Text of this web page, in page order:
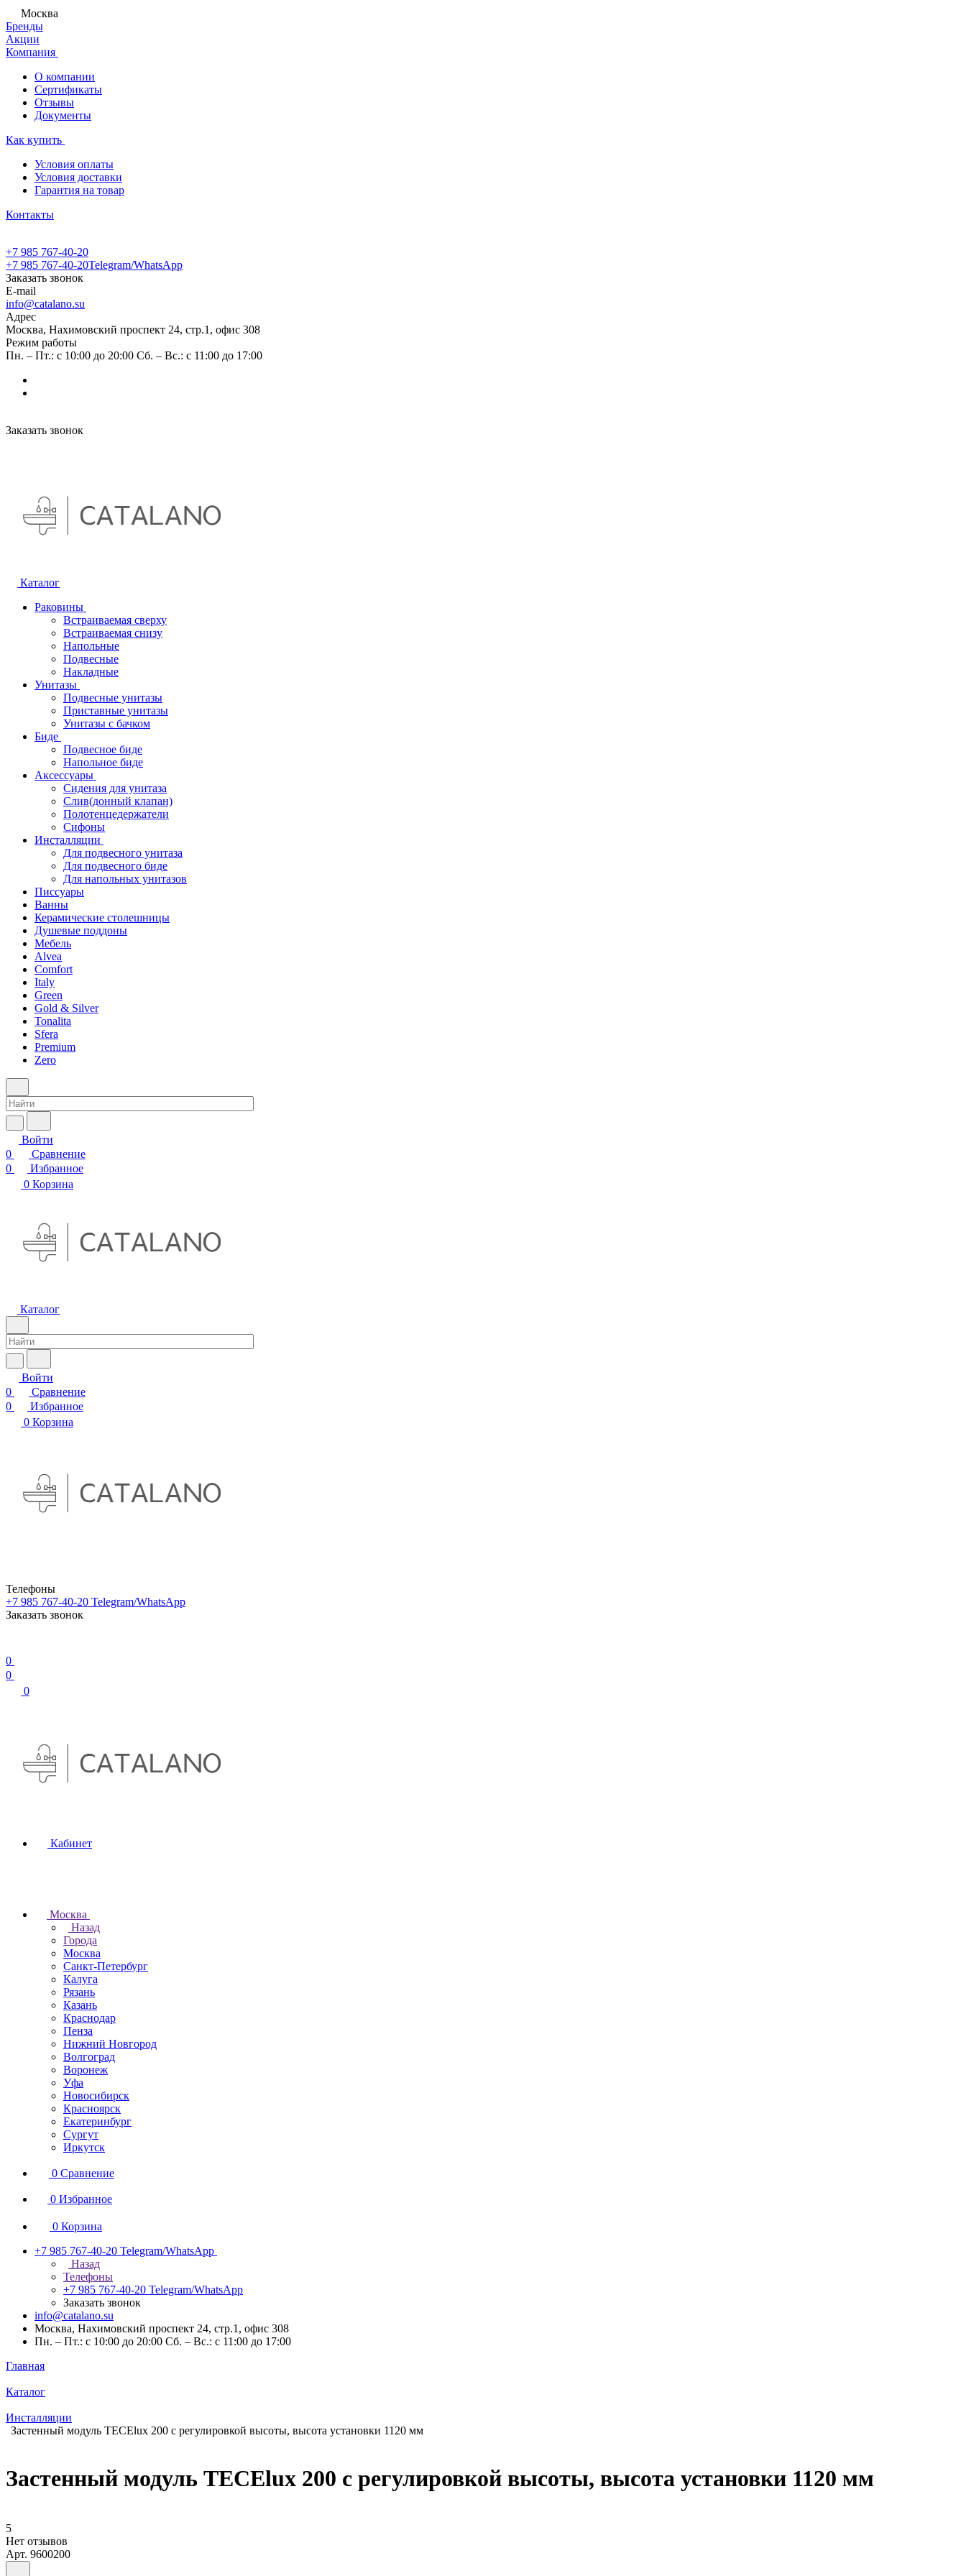
Москва
Бренды
Акции
Компания
О компании
Сертификаты
Отзывы
Документы
Как купить
Условия оплаты
Условия доставки
Гарантия на товар
Контакты
+7 985 767-40-20
+7 985 767-40-20Telegram/WhatsApp
Заказать звонок
E-mail
info@catalano.su
Адрес
Москва, Нахимовский проспект 24, стр.1, офис 308
Режим работы
Пн. – Пт.: с 10:00 до 20:00 Сб. – Вс.: с 11:00 до 17:00
Заказать звонок
Каталог
Раковины
Встраиваемая сверху
Встраиваемая снизу
Напольные
Подвесные
Накладные
Унитазы
Подвесные унитазы
Приставные унитазы
Унитазы с бачком
Биде
Подвесное биде
Напольное биде
Аксессуары
Сидения для унитаза
Слив(донный клапан)
Полотенцедержатели
Сифоны
Инсталляции
Для подвесного унитаза
Для подвесного биде
Для напольных унитазов
Писсуары
Ванны
Керамические столешницы
Душевые поддоны
Мебель
Alvea
Comfort
Italy
Green
Gold & Silver
Tonalita
Sfera
Premium
Zero
Войти
0
Сравнение
0
Избранное
0 Корзина
Каталог
Войти
0
Сравнение
0
Избранное
0 Корзина
Телефоны
+7 985 767-40-20 Telegram/WhatsApp
Заказать звонок
0
0
0
Кабинет
Москва
Назад
Города
Москва
Санкт-Петербург
Калуга
Рязань
Казань
Краснодар
Пенза
Нижний Новгород
Волгоград
Воронеж
Уфа
Новосибирск
Красноярск
Екатеринбург
Сургут
Иркутск
0 Сравнение
0 Избранное
0 Корзина
+7 985 767-40-20 Telegram/WhatsApp
Назад
Телефоны
+7 985 767-40-20 Telegram/WhatsApp
Заказать звонок
info@catalano.su
Москва, Нахимовский проспект 24, стр.1, офис 308
Пн. – Пт.: с 10:00 до 20:00 Сб. – Вс.: с 11:00 до 17:00
Главная
Каталог
Инсталляции
Застенный модуль TECElux 200 с регулировкой высоты, высота установки 1120 мм
Застенный модуль TECElux 200 с регулировкой высоты, высота установки 1120 мм
5
Нет отзывов
Арт. 9600200